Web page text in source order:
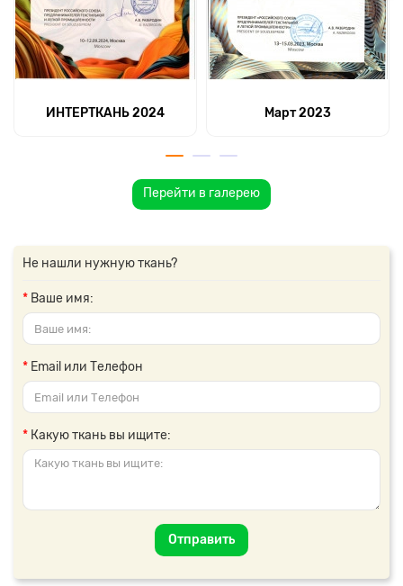
ИНТЕРТКАНЬ 2024 Март 2023
Перейти в галерею
Не нашли нужную ткань?
Ваше имя:
Email или Телефон
Какую ткань вы ищите:
Отправить